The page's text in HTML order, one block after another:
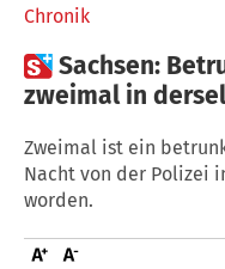
Chronik
Sachsen:
zweimal in
Zweimal ist ein
Nacht von der Polizei
worden.